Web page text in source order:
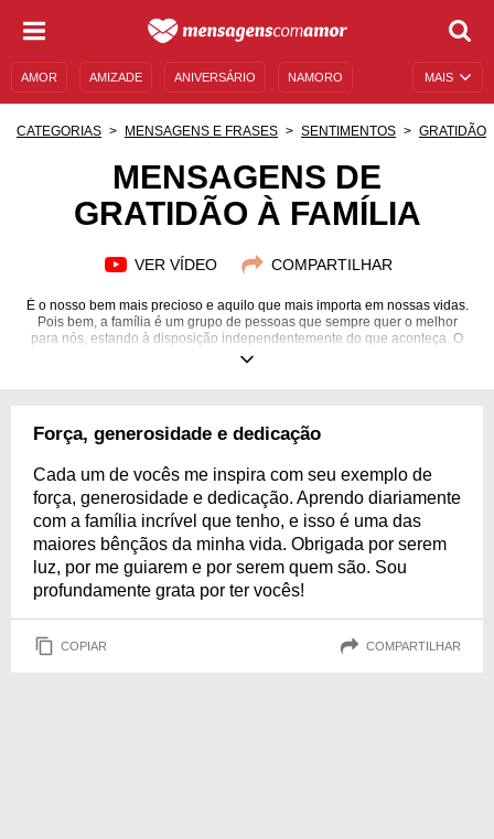
MAIS
AMOR AMIZADE ANIVERSÁRIO NAMORO
MENSAGENS E FRASES MENSAGENS DE ANIVERSÁRIO
CATEGORIAS MENSAGENS E FRASES SENTIMENTOS GRATIDÃO
MENSAGENS DE
GRATIDÃO À FAMÍLIA
VER VÍDEO COMPARTILHAR
É o nosso bem mais precioso e aquilo que mais importa em nossas vidas.
Pois bem, a família é um grupo de pessoas que sempre quer o melhor
para nós, estando à disposição independentemente do que aconteça. O
maior dever que temos neste mundo é cuidar deles e retribuir todo esse
sentimos por cada um deles. Mande agora mesmo uma mensagem de
Força, generosidade e dedicação
Cada um de vocês me inspira com seu exemplo de
força, generosidade e dedicação. Aprendo diariamente
com a família incrível que tenho, e isso é uma das
maiores bênçãos da minha vida. Obrigada por serem
luz, por me guiarem e por serem quem são. Sou
profundamente grata por ter vocês!
COPIAR COMPARTILHAR